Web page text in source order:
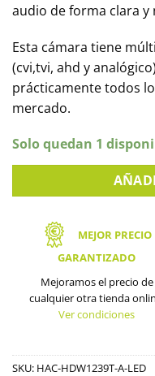
audio de forma clara y
Esta cámara tiene
(cvi,tvi, ahd y
prácticamente todos
mercado.
Solo quedan 1
MEJOR PRECIO
GARANTIZADO
Mejoramos el precio de
cualquier otra tienda
Ver condiciones
SKU: HAC-HDW1239T-A-LED